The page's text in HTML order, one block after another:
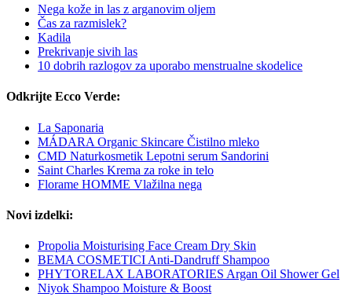
Nega kože in las z arganovim oljem
Čas za razmislek?
Kadila
Prekrivanje sivih las
10 dobrih razlogov za uporabo menstrualne skodelice
Odkrijte Ecco Verde:
La Saponaria
MÁDARA Organic Skincare Čistilno mleko
CMD Naturkosmetik Lepotni serum Sandorini
Saint Charles Krema za roke in telo
Florame HOMME Vlažilna nega
Novi izdelki:
Propolia Moisturising Face Cream Dry Skin
BEMA COSMETICI Anti-Dandruff Shampoo
PHYTORELAX LABORATORIES Argan Oil Shower Gel
Niyok Shampoo Moisture & Boost